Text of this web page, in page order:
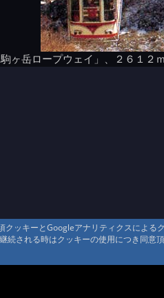
駒ヶ岳ロープウェイ」、２６１２
クッキーとGoogleアナリティクスによる
続される時はクッキーの使用につき同意